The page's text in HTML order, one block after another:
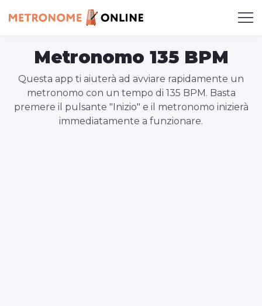
Metronomo 135 BPM
Questa app ti aiuterà ad avviare rapidamente un
metronomo con un tempo di 135 BPM. Basta
premere il pulsante "Inizio" e il metronomo inizierà
immediatamente a funzionare.